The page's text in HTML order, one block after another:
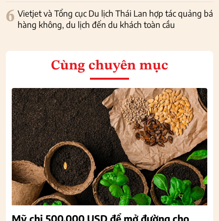
6 Vietjet và Tổng cục Du lịch Thái Lan hợp tác quảng bá
hàng không, du lịch đến du khách toàn cầu
Cùng chuyên mục
Mỹ chi 500.000 USD để mở đường cho